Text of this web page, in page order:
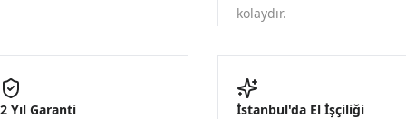
kolaydır.
2 Yıl Garanti
İstanbul'da El İşçiliği